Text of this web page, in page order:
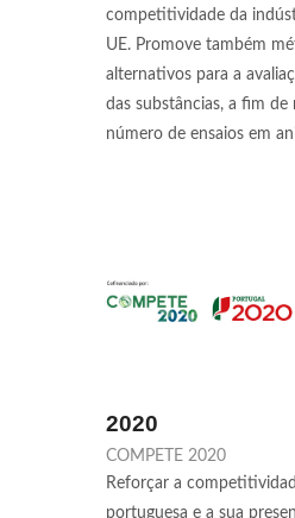
competitividade da
UE. Promove também
alternativos para a
das substâncias, a fim de
número de ensaios em
2020
COMPETE 2020
Reforçar a
portuguesa e a sua